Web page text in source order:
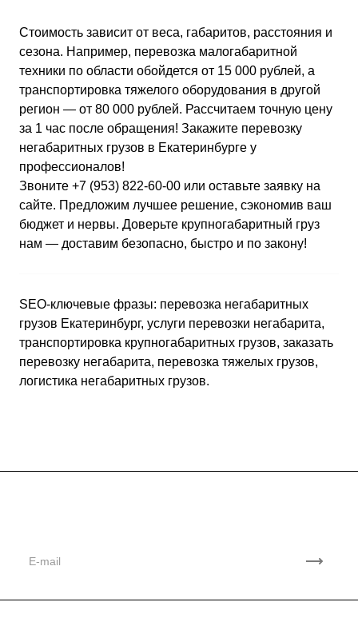
Стоимость зависит от веса, габаритов, расстояния и
сезона. Например, перевозка малогабаритной
техники по области обойдется от 15 000 рублей, а
транспортировка тяжелого оборудования в другой
регион — от 80 000 рублей. Рассчитаем точную цену
за 1 час после обращения! Закажите перевозку
негабаритных грузов в Екатеринбурге у
профессионалов!
Звоните +7 (953) 822-60-00 или оставьте заявку на
сайте. Предложим лучшее решение, сэкономив ваш
бюджет и нервы. Доверьте крупногабаритный груз
нам — доставим безопасно, быстро и по закону!
SEO-ключевые фразы: перевозка негабаритных
грузов Екатеринбург, услуги перевозки негабарита,
транспортировка крупногабаритных грузов, заказать
перевозку негабарита, перевозка тяжелых грузов,
логистика негабаритных грузов.